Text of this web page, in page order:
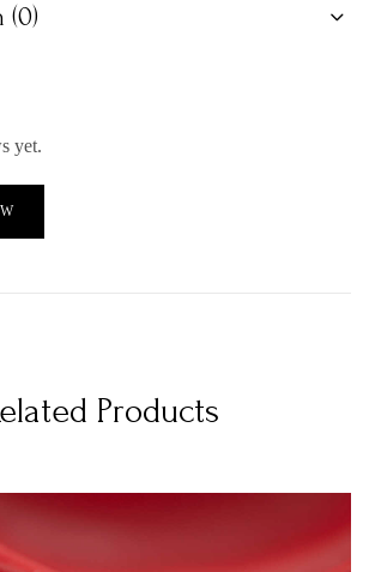
(0)
yet.
Products